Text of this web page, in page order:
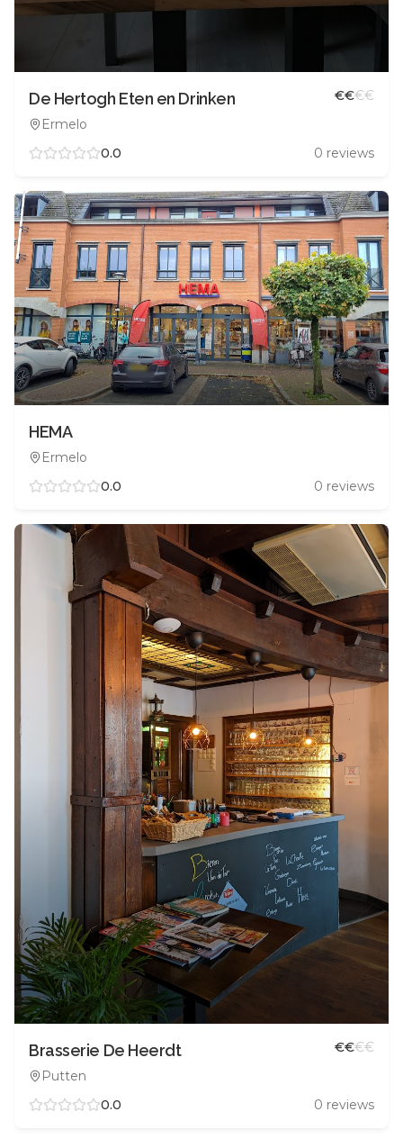
De Hertogh Eten en Drinken
Ermelo
€€€€
0.0 0 reviews
HEMA
Ermelo
0.0
0 reviews
Brasserie De Heerdt
Putten
€€€€
0.0 0 reviews